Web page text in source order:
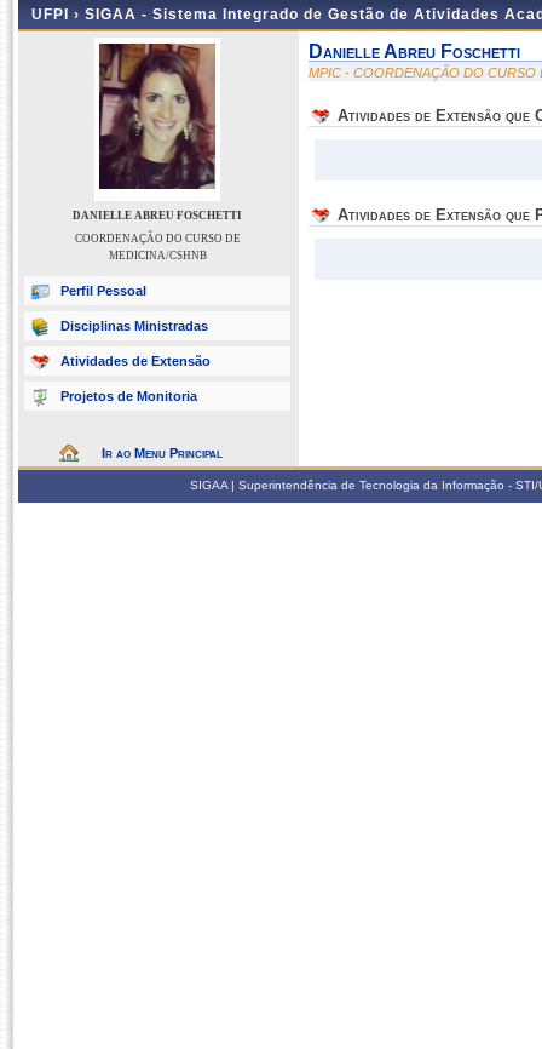
UFPI › SIGAA - Sistema Integrado de Gestão de Atividades
DANIELLE ABREU FOSCHETTI
COORDENAÇÃO DO CURSO DE
MEDICINA/CSHNB
Perfil Pessoal
Disciplinas Ministradas
Atividades de Extensão
Projetos de Monitoria
Ir ao Menu Principal
Danielle Abreu Foschetti
MPIC - COORDENAÇÃO DO CURSO
Atividades de Extensão que
Atividades de Extensão que
SIGAA | Superintendência de Tecnologia da Informação -